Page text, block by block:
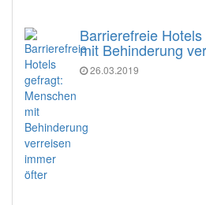
Barrierefreie
mit Behinderung
26.03.2019